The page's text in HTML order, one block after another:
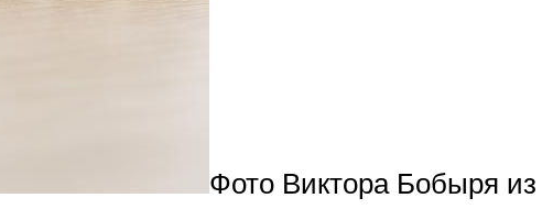
Фото Виктора Бобыря из